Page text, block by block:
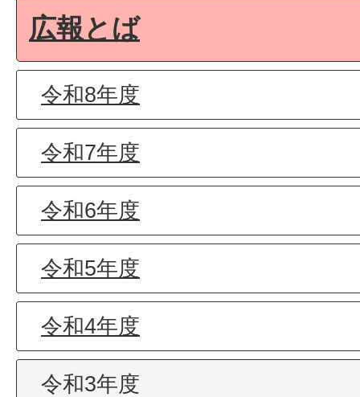
広報とば
令和8年度
令和7年度
令和6年度
令和5年度
令和4年度
令和3年度